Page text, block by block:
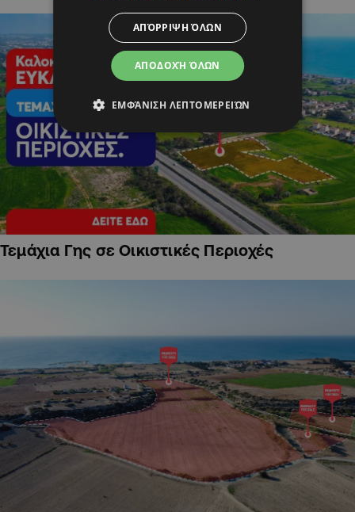
Τεμάχια Γης σε Οικιστικές Περιοχές
ΑΠΟΔΟΧΉ ΌΛΩΝ
ΑΠΌΡΡΙΨΗ ΌΛΩΝ
ΕΜΦΆΝΙΣΗ ΛΕΠΤΟΜΕΡΕΙΏΝ